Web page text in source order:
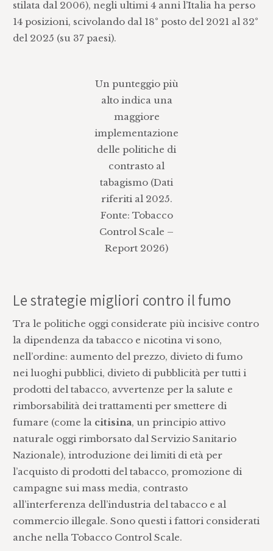
stilata dal 2006), negli ultimi 4 anni l’Italia ha perso
14 posizioni, scivolando dal 18° posto del 2021 al 32°
del 2025 (su 37 paesi).
Un punteggio più
alto indica una
maggiore
implementazione
delle politiche di
contrasto al
tabagismo (Dati
riferiti al 2025.
Fonte: Tobacco
Control Scale –
Report 2026)
Le strategie migliori contro il fumo
Tra le politiche oggi considerate più incisive contro
la dipendenza da tabacco e nicotina vi sono,
nell’ordine: aumento del prezzo, divieto di fumo
nei luoghi pubblici, divieto di pubblicità per tutti i
prodotti del tabacco, avvertenze per la salute e
rimborsabilità dei trattamenti per smettere di
fumare (come la citisina, un principio attivo
naturale oggi rimborsato dal Servizio Sanitario
Nazionale), introduzione dei limiti di età per
l’acquisto di prodotti del tabacco, promozione di
campagne sui mass media, contrasto
all’interferenza dell’industria del tabacco e al
commercio illegale. Sono questi i fattori considerati
anche nella Tobacco Control Scale.